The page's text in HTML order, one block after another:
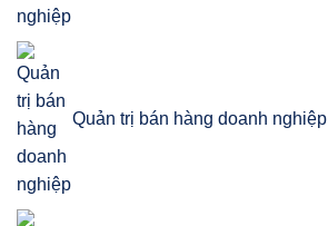
Quản trị bán hàng doanh nghiệp